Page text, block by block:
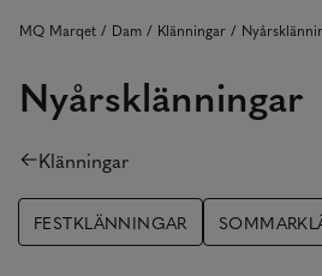
MQ Marqet Dam Klänningar
Nyårsklänningar
Klänningar
FESTKLÄNNINGAR